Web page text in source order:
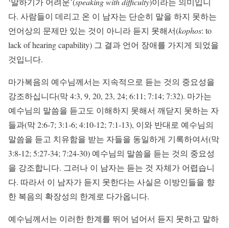
다. 사람들이 데리고 온 이 남자는 단순히 말을 하지 못하는
언어상의 문제만 있는 것이 아니라 듣지 못해서(kophos: to
lack of hearing capability) 그 결과 언어 장애를 가지게 되었을
것입니다.
마가복음의 예수님께서는 지속적으로 듣는 것의 중요성을
강조하십니다(막 4:3, 9, 20, 23, 24; 6:11; 7:14; 7:32). 마가는
예수님의 말씀을 듣고도 이해하지 못해서 깨닫지 못하는 자
들과(막 2:6-7; 3:1-6; 4:10-12; 7:1-13), 이와 반대로 예수님의
말씀을 듣고 치유함을 받는 자들을 동일하게 기록하여서(막
3:8-12; 5:27-34; 7:24-30) 예수님의 말씀을 듣는 것의 중요성
을 강조합니다. 그러나 이 남자는 듣는 것 자체가 어렵습니
다. 따라서 이 남자가 듣지 못한다는 사실은 이방인들을 향
한 복음의 확장성의 한계로 다가옵니다.
예수님께서는 이러한 한계를 뛰어 넘어서 듣지 못하고 말하